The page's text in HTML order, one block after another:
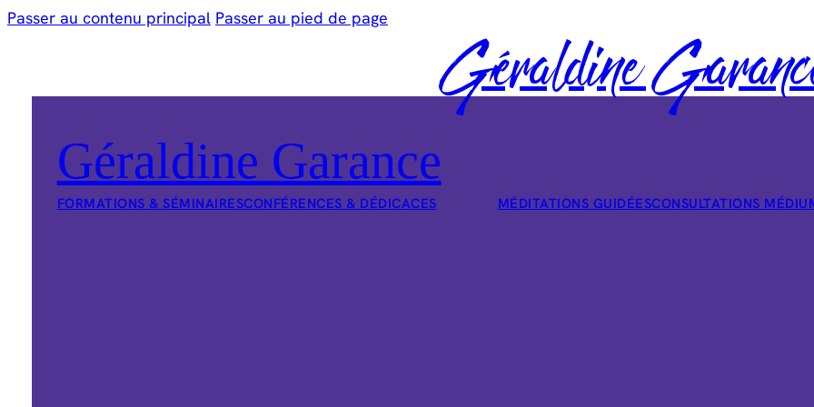
Passer au contenu principal Passer au pied de page
Géraldine
Géraldine Garance
FORMATIONS & SÉMINAIRESCONFÉRENCES & DÉDICACES MÉDITATIONS GUIDÉESCONSULTATIONS